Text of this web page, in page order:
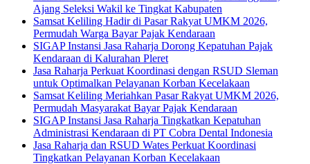
Ajang Seleksi Wakil ke Tingkat Kabupaten
Samsat Keliling Hadir di Pasar Rakyat UMKM 2026,
Permudah Warga Bayar Pajak Kendaraan
SIGAP Instansi Jasa Raharja Dorong Kepatuhan Pajak
Kendaraan di Kalurahan Pleret
Jasa Raharja Perkuat Koordinasi dengan RSUD Sleman
untuk Optimalkan Pelayanan Korban Kecelakaan
Samsat Keliling Meriahkan Pasar Rakyat UMKM 2026,
Permudah Masyarakat Bayar Pajak Kendaraan
SIGAP Instansi Jasa Raharja Tingkatkan Kepatuhan
Administrasi Kendaraan di PT Cobra Dental Indonesia
Jasa Raharja dan RSUD Wates Perkuat Koordinasi
Tingkatkan Pelayanan Korban Kecelakaan